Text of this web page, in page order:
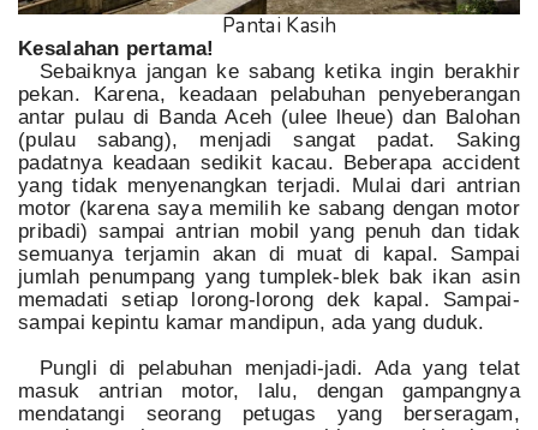
Pantai Kasih
Kesalahan pertama!
Sebaiknya jangan ke sabang ketika ingin berakhir
pekan. Karena, keadaan pelabuhan penyeberangan
antar pulau di Banda Aceh (ulee lheue) dan Balohan
(pulau sabang), menjadi sangat padat. Saking
padatnya keadaan sedikit kacau. Beberapa accident
yang tidak menyenangkan terjadi. Mulai dari antrian
motor (karena saya memilih ke sabang dengan motor
pribadi) sampai antrian mobil yang penuh dan tidak
semuanya terjamin akan di muat di kapal. Sampai
jumlah penumpang yang tumplek-blek bak ikan asin
memadati setiap lorong-lorong dek kapal. Sampai-
sampai kepintu kamar mandipun, ada yang duduk.
Pungli di pelabuhan menjadi-jadi. Ada yang telat
masuk antrian motor, lalu, dengan gampangnya
mendatangi seorang petugas yang berseragam,